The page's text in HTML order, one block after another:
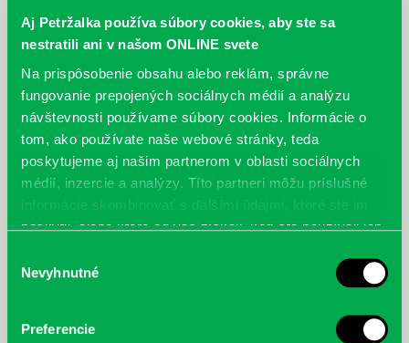
Aj Petržalka používa súbory cookies, aby ste sa
nestratili ani v našom ONLINE svete
Na prispôsobenie obsahu alebo reklám, správne
fungovanie prepojených sociálnych médií a analýzu
návštevnosti používame súbory cookies. Informácie o
tom, ako používate naše webové stránky, teda
poskytujeme aj našim partnerom v oblasti sociálnych
médií, inzercie a analýzy. Títo partneri môžu príslušné
informácie skombinovať s ďalšími údajmi, ktoré ste im
poskytli, alebo ktoré od vás získali, keď ste používali ich
súhlasu
Nevyhnutné
Preferencie
Určená je pre študentov vysokých škôl, ale aj pre manažérov v praxi,
ktorí hľadajú spôsob, ako doviesť firmu v náročnom a ťažko
predvídateľnom prostredí k dlhodobej úspešnosti.